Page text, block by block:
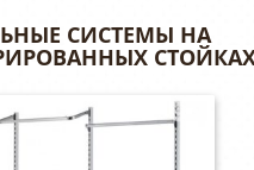
СИСТЕМЫ НА